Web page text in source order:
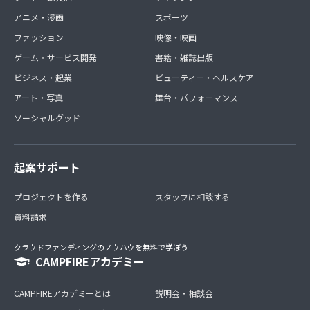
アニメ・漫画
ファッション
ゲーム・サービス開発
ビジネス・起業
アート・写真
ソーシャルグッド
スポーツ
映像・映画
書籍・雑誌出版
ビューティー・ヘルスケア
舞台・パフォーマンス
起案サポート
プロジェクトを作る
資料請求
スタッフに相談する
クラウドファンディングのノウハウを無料で学ぼう
CAMPFIREアカデミー
CAMPFIREアカデミーとは
説明会・相談会